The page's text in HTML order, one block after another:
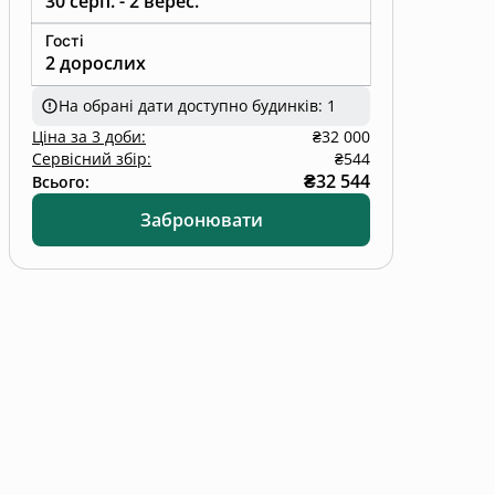
природа і спокій.
Гості
2 дорослих
На обрані дати доступно будинків: 1
Ціна за 3 доби:
₴32 000
Сервісний збір:
₴544
Всього:
₴32 544
Забронювати